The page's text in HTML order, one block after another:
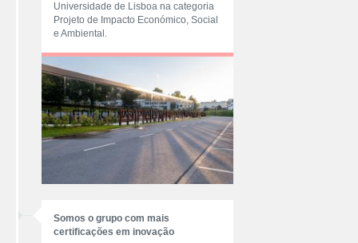
Universidade de Lisboa na categoria
Projeto de Impacto Económico, Social
e Ambiental.
Somos o grupo com mais
certificações em inovação